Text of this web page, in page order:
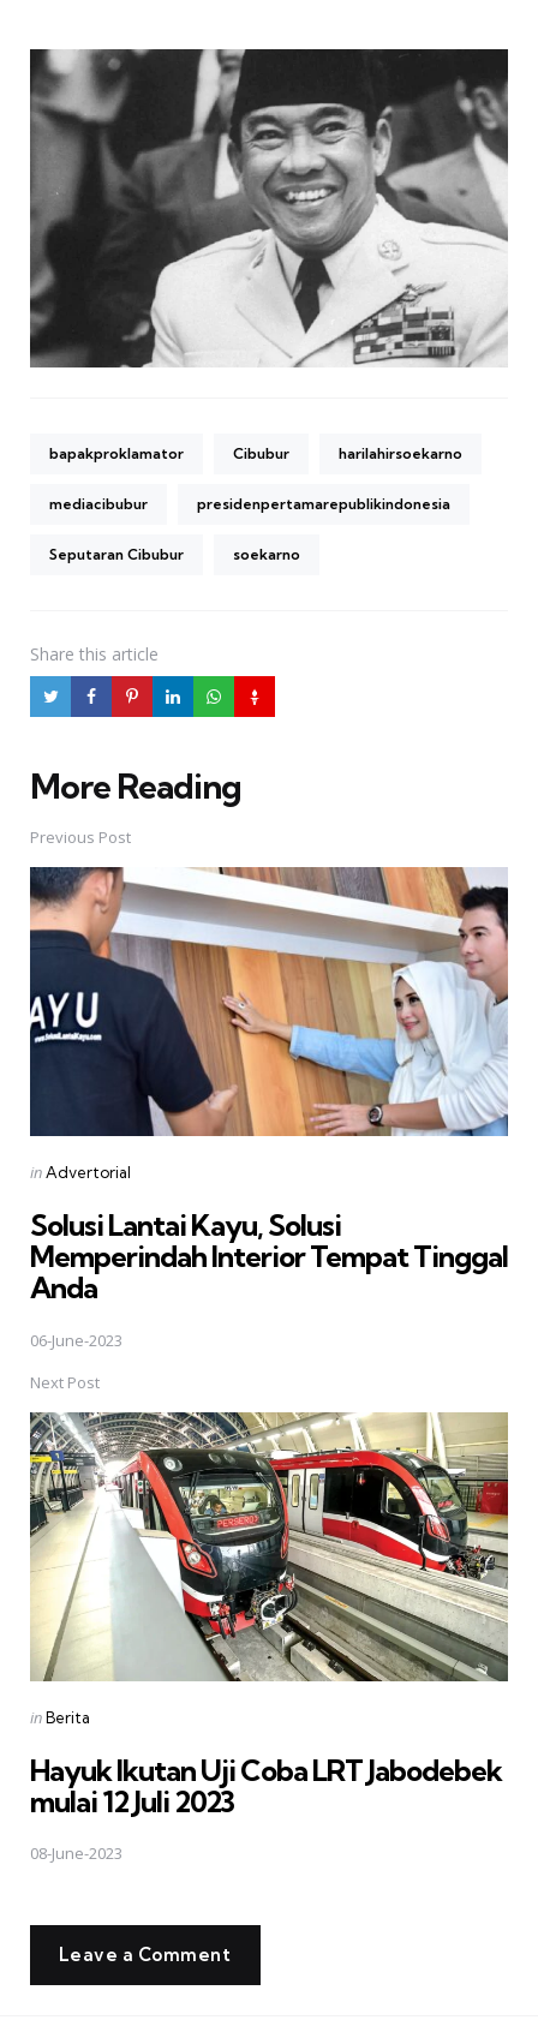
bapakproklamator Cibubur harilahirsoekarno
mediacibubur presidenpertamarepublikindonesia
Seputaran Cibubur soekarno
Share this article
More Reading
Post
navigation
Previous Post
Posted
inAdvertorial
Solusi Lantai Kayu, Solusi
Memperindah Interior Tempat Tinggal
Anda
06-June-2023
Next Post
Posted
inBerita
Hayuk Ikutan Uji Coba LRT Jabodebek
mulai 12 Juli 2023
08-June-2023
Leave a Comment